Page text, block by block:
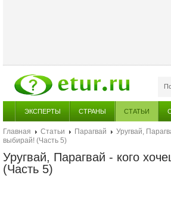
ЭКСПЕРТЫ СТРАНЫ СТАТЬИ
Главная Статьи Парагвай
Уругвай,
выбирай! (Часть 5)
Уругвай, Парагвай - кого
(Часть 5)